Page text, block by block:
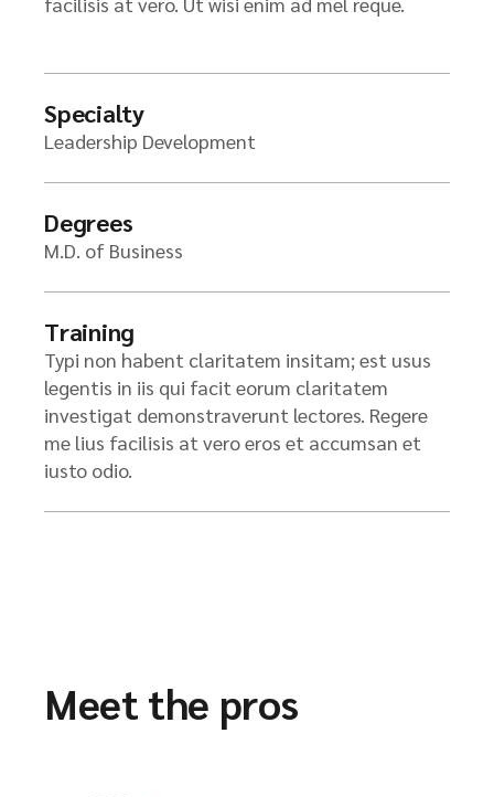
Specialty
Leadership Development
Degrees
M.D. of Business
Training
Typi non habent claritatem insitam; est usus
legentis in iis qui facit eorum claritatem
investigat demonstraverunt lectores. Regere
me lius facilisis at vero eros et accumsan et
iusto odio.
Meet the pros